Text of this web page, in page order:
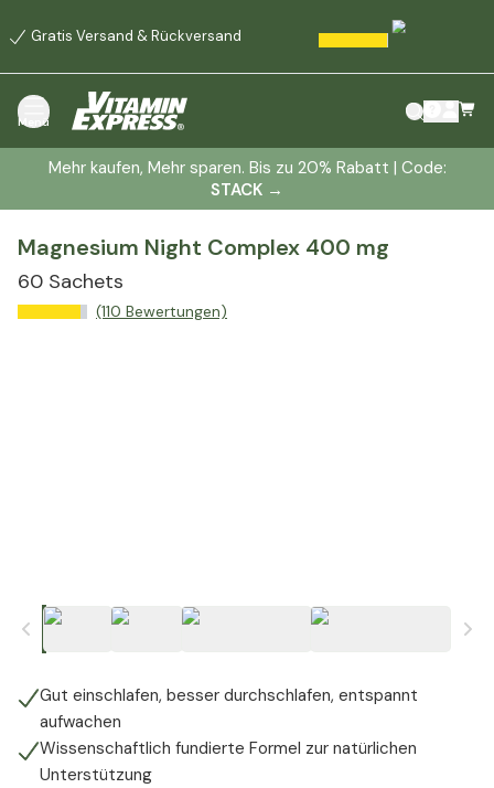
Gratis Versand & Rückversand
Menü
Mehr kaufen, Mehr sparen. Bis zu 20% Rabatt | Code:
STACK →
Magnesium Night Complex 400 mg
60 Sachets
(110 Bewertungen)
Gut einschlafen, besser durchschlafen, entspannt
aufwachen
Wissenschaftlich fundierte Formel zur natürlichen
Unterstützung